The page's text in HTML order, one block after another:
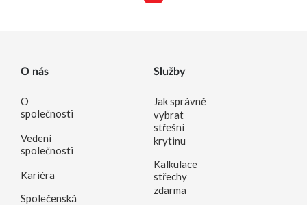
O nás
O
společnosti
Vedení
společnosti
Kariéra
Společenská
Služby
Jak správně
vybrat
střešní
krytinu
Kalkulace
střechy
zdarma